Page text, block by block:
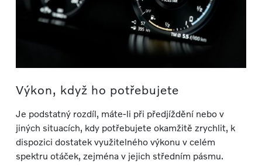
Výkon, když ho potřebujete
Je podstatný rozdíl, máte-li při předjíždění nebo v
jiných situacích, kdy potřebujete okamžitě zrychlit, k
dispozici dostatek využitelného výkonu v celém
spektru otáček, zejména v jejich středním pásmu.